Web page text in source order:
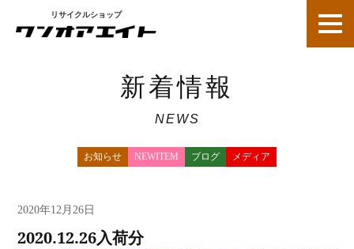
リサイクルショップ
新着情報
NEWS
お知らせ NEWITEM ブログ メディア
2020年12月26日
2020.12.26入荷分